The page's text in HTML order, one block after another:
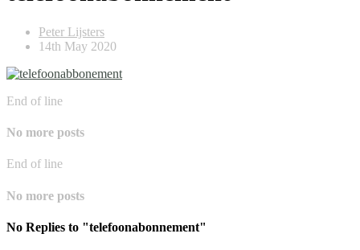
Peter Lijsters
14th May 2020
End of line
No more posts
End of line
No more posts
No Replies to "telefoonabonnement"